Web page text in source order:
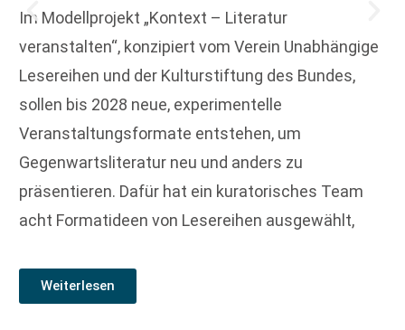
Im Modellprojekt „Kontext – Literatur
veranstalten“, konzipiert vom Verein Unabhängige
Lesereihen und der Kulturstiftung des Bundes,
sollen bis 2028 neue, experimentelle
Veranstaltungsformate entstehen, um
Gegenwartsliteratur neu und anders zu
präsentieren. Dafür hat ein kuratorisches Team
acht Formatideen von Lesereihen ausgewählt,
Weiterlesen